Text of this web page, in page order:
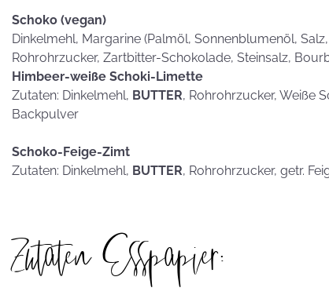
Schoko (vegan)
Dinkelmehl, Margarine (Palmöl, Sonnenblumenöl,
Rohrohrzucker, Zartbitter-Schokolade, Steinsalz,
Himbeer-weiße Schoki-Limette
Zutaten: Dinkelmehl, BUTTER, Rohrohrzucker, Weiße
Backpulver
Schoko-Feige-Zimt
Zutaten: Dinkelmehl, BUTTER, Rohrohrzucker, getr.
Zutaten Esspapier: